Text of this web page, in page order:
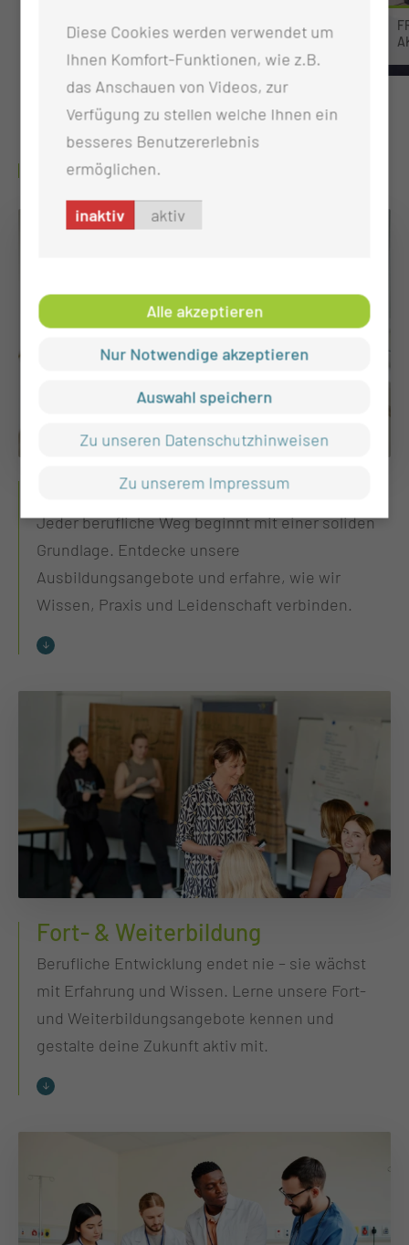
ZUKUNFTSTAG AN DER MUL – CT
WAS UNS AUSMACHT
Ausbildung
Jeder berufliche Weg beginnt mit einer soliden
Grundlage. Entdecke unsere
Ausbildungsangebote und erfahre, wie wir
Wissen, Praxis und Leidenschaft verbinden.
Fort- & Weiterbildung
Berufliche Entwicklung endet nie – sie wächst
mit Erfahrung und Wissen. Lerne unsere Fort-
und Weiterbildungsangebote kennen und
gestalte deine Zukunft aktiv mit.
Diese Cookies werden verwendet um
Ihnen Komfort-Funktionen, wie z.B.
das Anschauen von Videos, zur
Verfügung zu stellen welche Ihnen ein
besseres Benutzererlebnis
ermöglichen.
inaktiv aktiv
Alle akzeptieren
Nur Notwendige akzeptieren
Auswahl speichern
Zu unseren Datenschutzhinweisen
Zu unserem Impressum